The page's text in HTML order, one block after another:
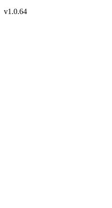
v1.0.64